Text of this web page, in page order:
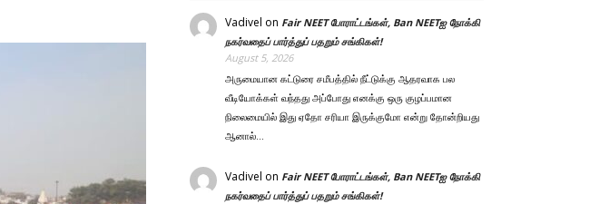
Vadivel on Fair NEET போராட்டங்கள், Ban NEETஐ நோக்கி
நகர்வதைப் பார்த்துப் பதறும் சங்கிகள்!
August 5, 2026
அருமையான கட்டுரை சமீபத்தில் நீட்டுக்கு ஆதரவாக பல
வீடியோக்கள் வந்தது அப்போது எனக்கு ஒரு குழப்பமான
நிலைமையில் இது ஏதோ சரியா இருக்குமோ என்று தோன்றியது
ஆனால்…
Vadivel on Fair NEET போராட்டங்கள், Ban NEETஐ நோக்கி
நகர்வதைப் பார்த்துப் பதறும் சங்கிகள்!